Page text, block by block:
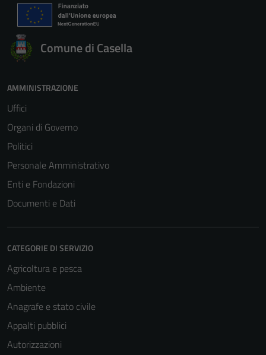
Comune di Casella
AMMINISTRAZIONE
Uffici
Organi di Governo
Politici
Personale Amministrativo
Enti e Fondazioni
Documenti e Dati
CATEGORIE DI SERVIZIO
Agricoltura e pesca
Ambiente
Anagrafe e stato civile
Appalti pubblici
Autorizzazioni